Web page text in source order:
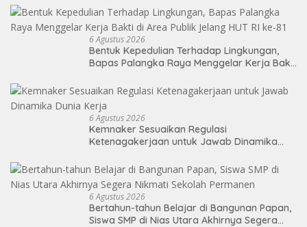
6 Agustus 2026
Bentuk Kepedulian Terhadap Lingkungan,
Bapas Palangka Raya Menggelar Kerja Bakti
6 Agustus 2026
Kemnaker Sesuaikan Regulasi
Ketenagakerjaan untuk Jawab Dinamika
6 Agustus 2026
Bertahun-tahun Belajar di Bangunan Papan,
Siswa SMP di Nias Utara Akhirnya Segera